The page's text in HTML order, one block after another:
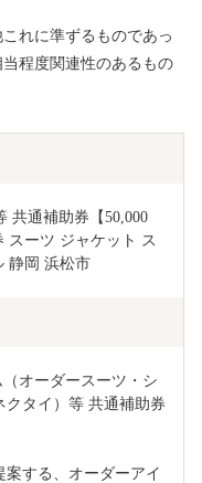
れに準ずるものであっ
程度関連性のあるもの
共通補助券【50,000
スーツ ジャケット ス
静岡 浜松市
オーダースーツ・シ
クタイ）等 共通補助券
する、オーダーアイ